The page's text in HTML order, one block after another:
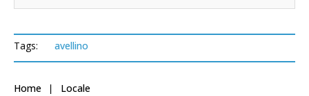
Tags: avellino
Home Locale